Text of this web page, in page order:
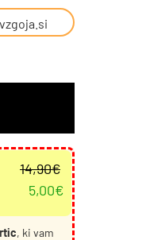
14,90€
5,00€
, ki vam